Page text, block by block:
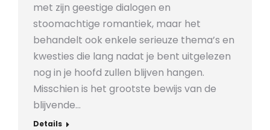
met zijn geestige dialogen en
stoomachtige romantiek, maar het
behandelt ook enkele serieuze thema’s en
kwesties die lang nadat je bent uitgelezen
nog in je hoofd zullen blijven hangen.
Misschien is het grootste bewijs van de
blijvende…
Details